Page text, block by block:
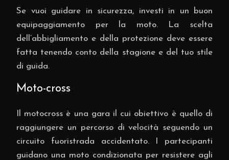
Se vuoi guidare in sicurezza, investi in un buon
equipaggiamento per la moto. La scelta
dell’abbigliamento e della protezione deve essere
fatta tenendo conto della stagione e del tuo stile
di guida.
Moto-cross
Il motocross è una gara il cui obiettivo è quello di
raggiungere un percorso di velocità seguendo un
circuito fuoristrada accidentato. I partecipanti
guidano una moto condizionata per resistere agli